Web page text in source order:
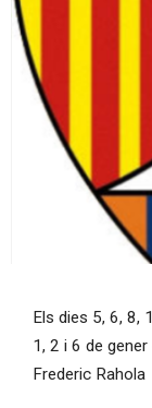
Els dies 5, 6, 8,
1, 2 i 6 de
Frederic Rahola